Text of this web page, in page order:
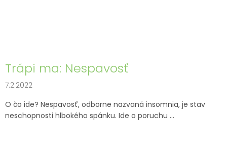
Trápi ma: Nespavosť
7.2.2022
O čo ide? Nespavosť, odborne nazvaná insomnia, je stav
neschopnosti hlbokého spánku. Ide o poruchu ...